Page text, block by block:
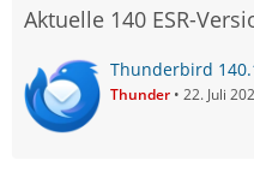
Aktuelle 140 ESR-
Thunderbird
Thunder 22. Juli